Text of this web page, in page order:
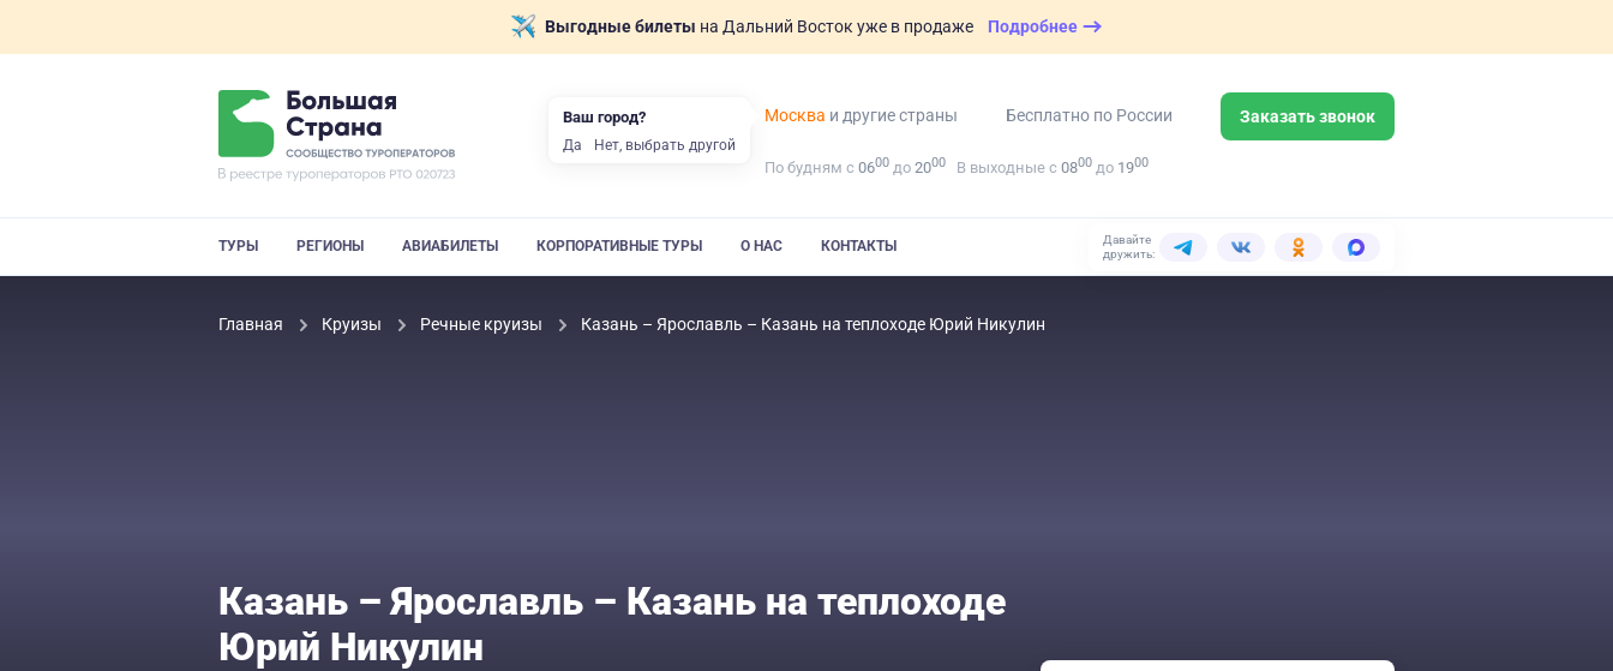
Выгодные билеты на Дальний Восток уже в продаже Подробнее
Москва и другие страны Бесплатно по России Заказать звонок
По будням с 0600 до 2000 В выходные с 0800 до 1900
ТУРЫ РЕГИОНЫ АВИАБИЛЕТЫ КОРПОРАТИВНЫЕ ТУРЫ О НАС КОНТАКТЫ
Давайте
дружить:
Главная Круизы Речные круизы Казань – Ярославль – Казань на теплоходе Юрий Никулин
Казань – Ярославль – Казань на теплоходе
Юрий Никулин
Ваш город?
Да Нет, выбрать другой